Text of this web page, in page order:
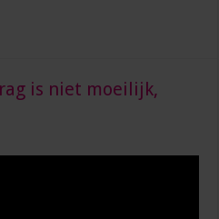
is niet moeilijk,